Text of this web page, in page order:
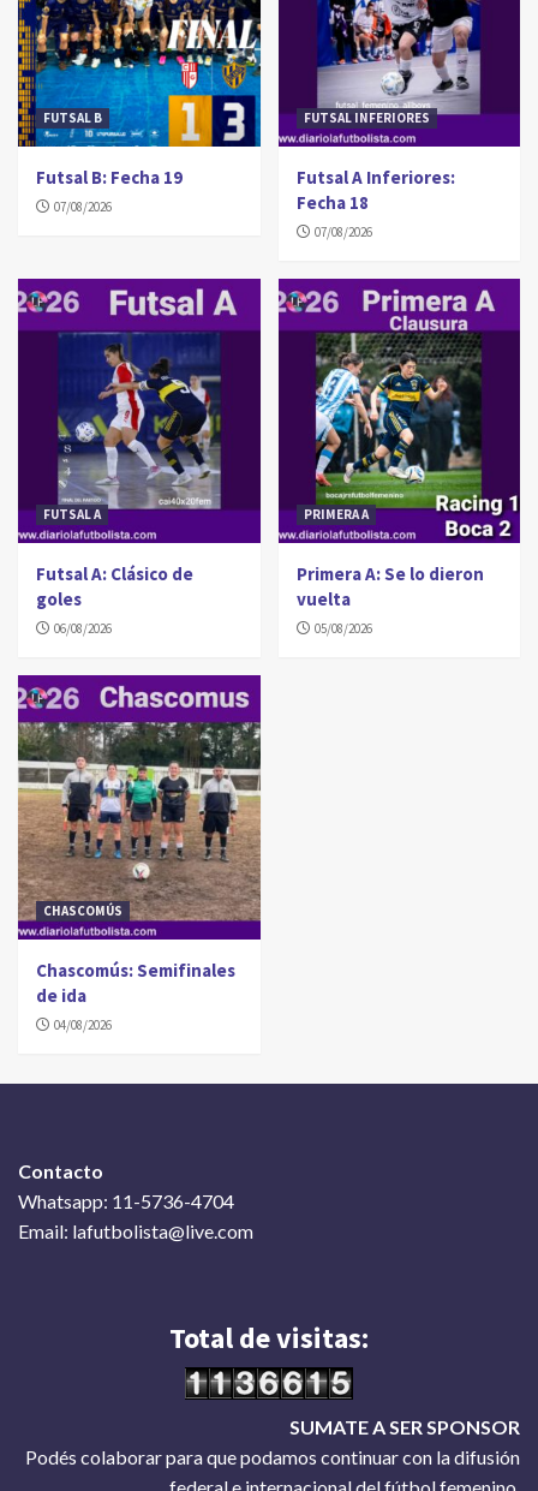
FUTSAL B
Futsal B: Fecha 19
07/08/2026
FUTSAL INFERIORES
Futsal A Inferiores:
Fecha 18
07/08/2026
FUTSAL A
Futsal A: Clásico de
goles
06/08/2026
PRIMERA A
Primera A: Se lo dieron
vuelta
05/08/2026
CHASCOMÚS
Chascomús: Semifinales
de ida
04/08/2026
Contacto
Whatsapp: 11-5736-4704
Email: lafutbolista@live.com
Total de visitas:
SUMATE A SER SPONSOR
Podés colaborar para que podamos continuar con la difusión